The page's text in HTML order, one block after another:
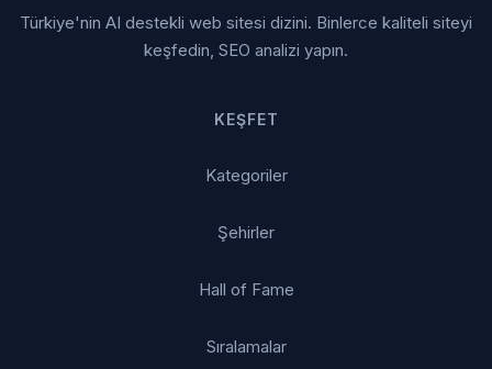
Türkiye'nin AI destekli web sitesi dizini. Binlerce kaliteli siteyi
keşfedin, SEO analizi yapın.
KEŞFET
Kategoriler
Şehirler
Hall of Fame
Sıralamalar